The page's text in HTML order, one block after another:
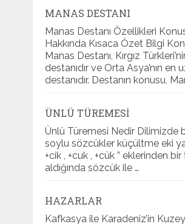
MANAS DESTANI
Manas Destanı Özellikleri
Hakkında Kısaca Özet Bilgi
Manas Destanı, Kırgız
destanıdır ve Orta Asya’nın en
destanıdır. Destanın konusu,
ÜNLÜ TÜREMESI
Ünlü Türemesi Nedir Dilimizde
soylu sözcükler küçültme eki
+cik , +cuk , +cük ” eklerinden
aldığında sözcük ile …
HAZARLAR
Kafkasya ile Karadeniz’in